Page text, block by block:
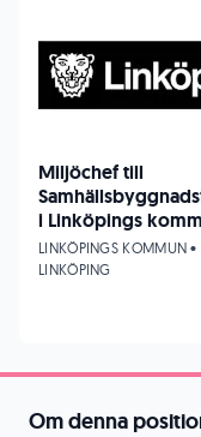
Om denna
Miljöchef till
i Linköpings
LINKÖPINGS KOMMUN •
LINKÖPING